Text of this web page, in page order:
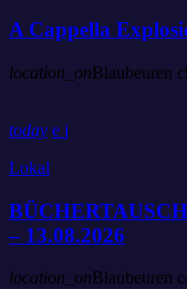
A Cappella
location_onBlaubeuren
today
Lokal
– 13.08.2026
location_on Blaubeuren